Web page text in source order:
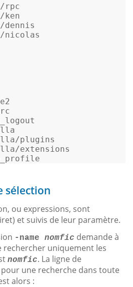
rpc
ken
nicolas
plugins
extensions
sélection
ou expressions, sont
et suivis de leur paramètre.
-name nomfic demande à
rechercher uniquement les
nomfic. La ligne de
une recherche dans toute
alors :